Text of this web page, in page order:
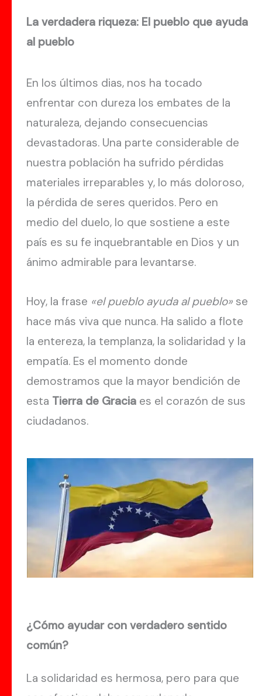
La verdadera riqueza: El pueblo que ayuda
al pueblo
En los últimos dias, nos ha tocado
enfrentar con dureza los embates de la
naturaleza, dejando consecuencias
devastadoras. Una parte considerable de
nuestra población ha sufrido pérdidas
materiales irreparables y, lo más doloroso,
la pérdida de seres queridos. Pero en
medio del duelo, lo que sostiene a este
país es su fe inquebrantable en Dios y un
ánimo admirable para levantarse.
Hoy, la frase «el pueblo ayuda al pueblo» se
hace más viva que nunca. Ha salido a flote
la entereza, la templanza, la solidaridad y la
empatía. Es el momento donde
demostramos que la mayor bendición de
esta Tierra de Gracia es el corazón de sus
ciudadanos.
¿Cómo ayudar con verdadero sentido
común?
La solidaridad es hermosa, pero para que